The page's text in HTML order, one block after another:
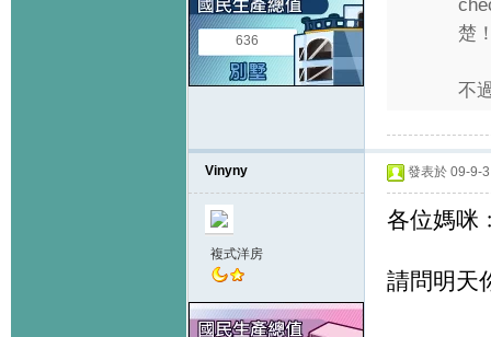
636
楚
不
Vinyny
複式洋房
發表於 09-9-
各位媽咪
請問明天